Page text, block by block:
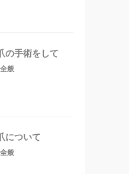
の手術をして
般
について
般